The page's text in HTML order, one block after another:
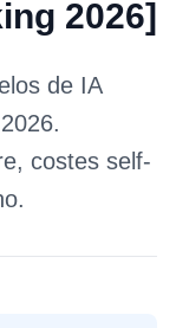
2026]
de IA
costes self-